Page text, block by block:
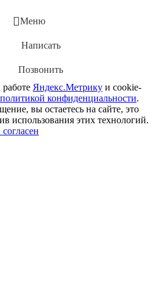
Меню
Написать
Позвонить
Яндекс.Метрику и cookie-
конфиденциальности.
вы остаетесь на сайте, это
использования этих технологий.